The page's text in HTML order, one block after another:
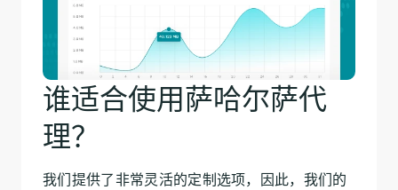
谁适合使用萨哈尔萨代
理？
我们提供了非常灵活的定制选项，因此，我们的